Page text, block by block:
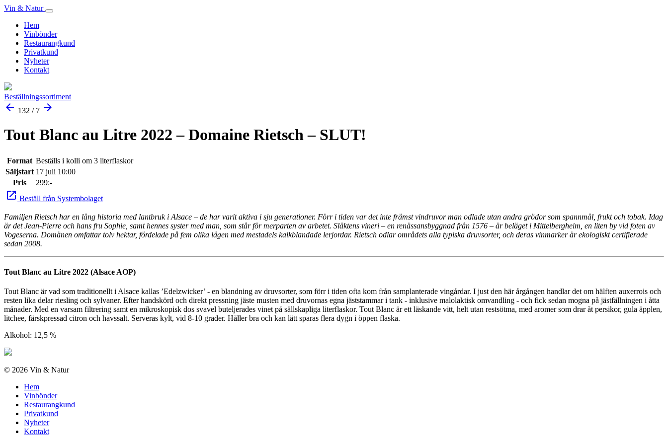
Vin & Natur
Hem
Vinbönder
Restaurangkund
Privatkund
Nyheter
Kontakt
Beställningssortiment
arrow_back 132 / 7 arrow_forward
Tout Blanc au Litre 2022 – Domaine Rietsch – SLUT!
Format Beställs i kolli om 3 literflaskor
Säljstart 17 juli 10:00
Pris
299:-
launch Beställ från Systembolaget
Familjen Rietsch har en lång historia med lantbruk i Alsace – de har varit aktiva i sju generationer. Förr i tiden var det inte främst vindruvor man odlade utan andra grödor som spannmål, frukt och tobak. Idag
är det Jean-Pierre och hans fru Sophie, samt hennes syster med man, som står för merparten av arbetet. Släktens vineri – en renässansbyggnad från 1576 – är beläget i Mittelbergheim, en liten by vid foten av
Vogeserna. Domänen omfattar tolv hektar, fördelade på fem olika lägen med mestadels kalkblandade lerjordar. Rietsch odlar områdets alla typiska druvsorter, och deras vinmarker är ekologiskt certifierade
sedan 2008.
Tout Blanc au Litre 2022 (Alsace AOP)
Tout Blanc är vad som traditionellt i Alsace kallas ’Edelzwicker’ - en blandning av druvsorter, som förr i tiden ofta kom från samplanterade vingårdar. I just den här årgången handlar det om hälften auxerrois och
resten lika delar riesling och sylvaner. Efter handskörd och direkt pressning jäste musten med druvornas egna jäststammar i tank - inklusive malolaktisk omvandling - och fick sedan mogna på jästfällningen i åtta
månader. Med en varsam filtrering samt en mikroskopisk dos svavel buteljerades vinet på sällskapliga literflaskor. Tout Blanc är ett läskande vitt, helt utan restsötma, med aromer som drar åt persikor, gula äpplen,
litchee, färskpressad citron och havssalt. Serveras kylt, vid 8-10 grader. Håller bra och kan lätt sparas flera dygn i öppen flaska.
Alkohol: 12,5 %
© 2026 Vin & Natur
Hem
Vinbönder
Restaurangkund
Privatkund
Nyheter
Kontakt